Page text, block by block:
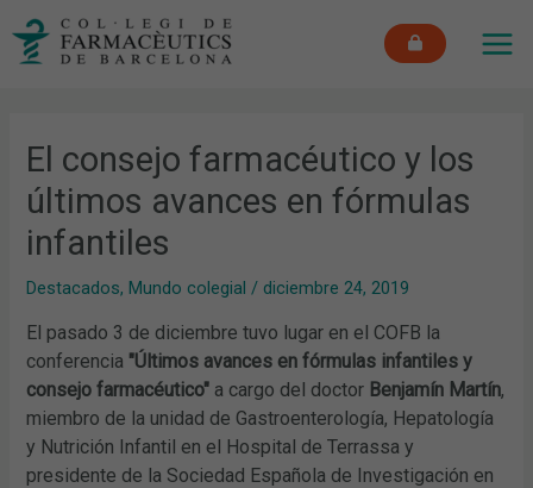
El consejo farmacéutico y los
últimos avances en fórmulas
infantiles
Destacados, Mundo colegial / diciembre 24, 2019
El pasado 3 de diciembre tuvo lugar en el COFB la
conferencia "Últimos avances en fórmulas infantiles y
consejo farmacéutico" a cargo del doctor Benjamín Martín,
miembro de la unidad de Gastroenterología, Hepatología
y Nutrición Infantil en el Hospital de Terrassa y
presidente de la Sociedad Española de Investigación en